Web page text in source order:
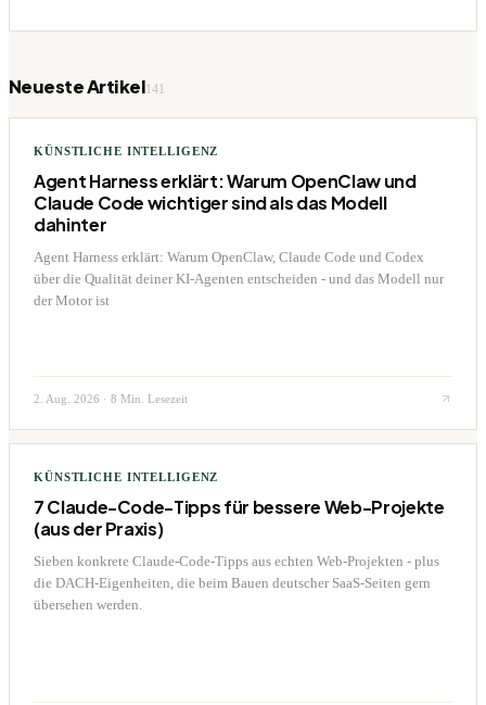
Neueste Artikel141
KÜNSTLICHE INTELLIGENZ
Agent Harness erklärt: Warum OpenClaw und
Claude Code wichtiger sind als das Modell
dahinter
Agent Harness erklärt: Warum OpenClaw, Claude Code und Codex
über die Qualität deiner KI-Agenten entscheiden - und das Modell nur
der Motor ist
2. Aug. 2026 · 8 Min. Lesezeit
KÜNSTLICHE INTELLIGENZ
7 Claude-Code-Tipps für bessere Web-Projekte
(aus der Praxis)
Sieben konkrete Claude-Code-Tipps aus echten Web-Projekten - plus
die DACH-Eigenheiten, die beim Bauen deutscher SaaS-Seiten gern
übersehen werden.